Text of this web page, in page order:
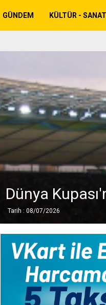
GÜNDEM KÜLTÜR - SANAT
Dünya
Tarih : 08/07/2026